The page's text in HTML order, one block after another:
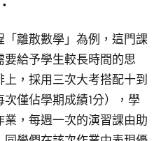
離散數學」為例，這門課
給予學生較長時間的思
，採用三次大考搭配十到
僅佔學期成績1分），學
，每週一次的演習課由助